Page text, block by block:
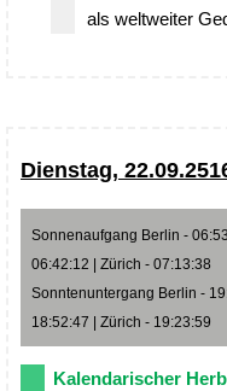
als weltweiter
Dienstag,
Sonnenaufgang Berlin -
06:42:12 | Zürich - 07:13:38
Sonntenuntergang Berlin -
18:52:47 | Zürich - 19:23:59
Kalendarischer